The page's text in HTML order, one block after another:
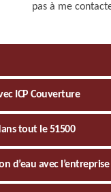
pas à me
ICP Couverture
tout le 51500
d’eau avec